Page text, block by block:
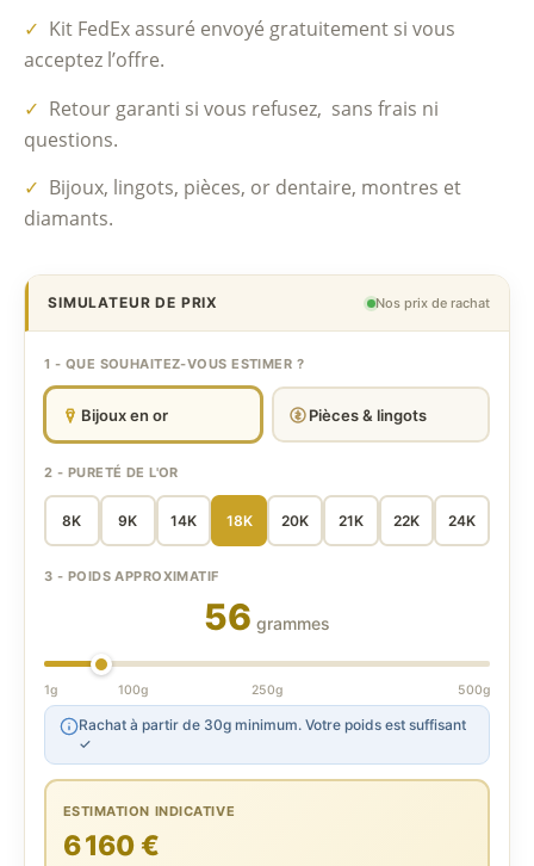
✓ Kit FedEx assuré envoyé gratuitement si vous
acceptez l’offre.
✓ Retour garanti si vous refusez, sans frais ni
questions.
✓ Bijoux, lingots, pièces, or dentaire, montres et
diamants.
SIMULATEUR DE PRIX Nos prix de rachat
1 - QUE SOUHAITEZ-VOUS ESTIMER ?
Bijoux en or Pièces & lingots
2 - PURETÉ DE L'OR
8K 9K 14K 18K 20K 21K 22K 24K
3 - POIDS APPROXIMATIF
56 grammes
1g 100g 250g 500g
Rachat à partir de 30g minimum. Votre poids est suffisant
✓
ESTIMATION INDICATIVE
6 160 €